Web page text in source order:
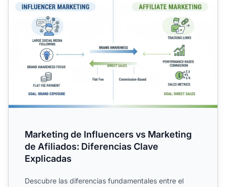
Marketing de Influencers vs Marketing
de Afiliados: Diferencias Clave
Explicadas
Descubre las diferencias fundamentales entre el